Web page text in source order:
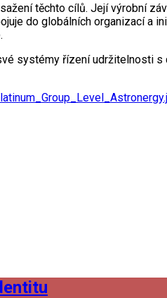
těchto cílů. Její výrobní
do globálních organizací a
systémy řízení udržitelnosti